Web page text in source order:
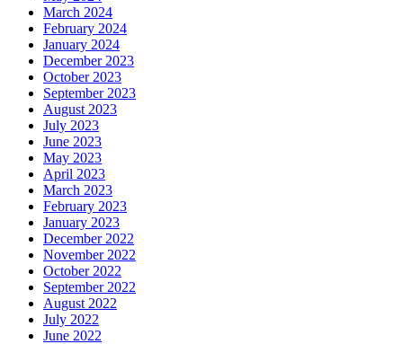
March 2024
February 2024
January 2024
December 2023
October 2023
September 2023
August 2023
July 2023
June 2023
May 2023
April 2023
March 2023
February 2023
January 2023
December 2022
November 2022
October 2022
September 2022
August 2022
July 2022
June 2022